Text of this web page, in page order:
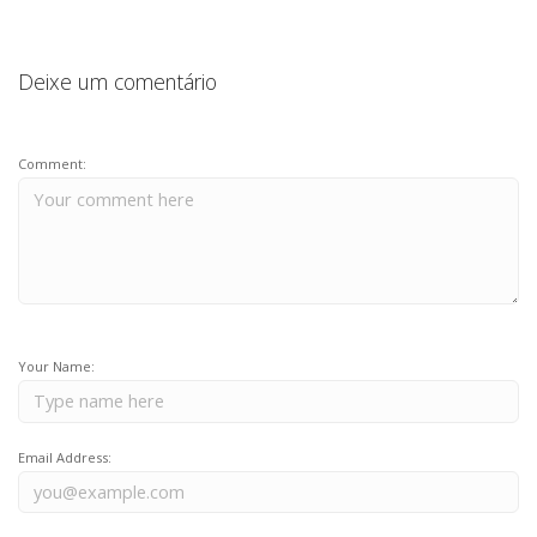
Deixe um comentário
Comment:
Your Name:
Email Address: